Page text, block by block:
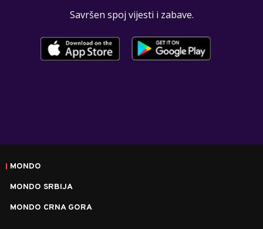
Savršen spoj vijesti i zabave.
MONDO
MONDO SRBIJA
MONDO CRNA GORA